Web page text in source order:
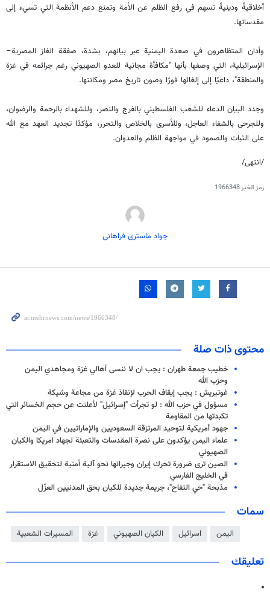
أخلاقيةً ودينيةً تسهم في رفع الظلم عن الأمة وتمنع دعم الأنظمة التي تسيء إلى
مقدساتها.
وأدان المتظاهرون في صعدة اليمنية عبر بيانهم، بشدة، صفقة الغاز المصرية–
الإسرائيلية، التي وصفها بأنها "مكافأة مجانية للعدو الصهيوني رغم جرائمه في غزة
والمنطقة"، داعيًا إلى إلغائها فورًا وصون تاريخ مصر ومكانتها.
وجدد البيان الدعاء للشعب الفلسطيني بالفرج والنصر، وللشهداء بالرحمة والرضوان،
وللجرحى بالشفاء العاجل، وللأسرى بالخلاص والتحرر، مؤكدًا تجديد العهد مع الله
على الثبات والصمود في مواجهة الظلم والعدوان.
/انتهى/
رمز الخبر1966348
جواد ماستری فراهانی
محتوى ذات صلة
خطيب جمعة طهران : يجب ان لا ننسى أهالي غزة ومجاهدي اليمن
وحزب الله
غوتيريش : يجب إيقاف الحرب لإنقاذ غزة من مجاعة وشيكة
مسؤول في حزب الله : لو تجرأت "إسرائيل" لأعلنت عن حجم الخسائر التي
تكبدتها من المقاومة
جهود أمريكية لتوحيد المرتزقة السعوديين والإماراتيين في اليمن
علماء اليمن يؤكدون على نصرة المقدسات والتعبئة لجهاد امريكا والكيان
الصهيوني
الصين ترى ضرورة تحرك إيران وجيرانها نحو آلية أمنية لتحقيق الاستقرار
في الخليج الفارسي
مذبحة "حي التفاح"، جريمة جديدة للكيان بحق المدنيين العزّل
سمات
اليمن اسرائيل الكيان الصهيوني غزة المسيرات الشعبية
تعليقك